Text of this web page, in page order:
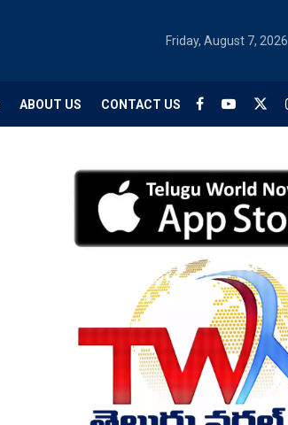
Friday, August 7, 2026
ABOUT US CONTACT US